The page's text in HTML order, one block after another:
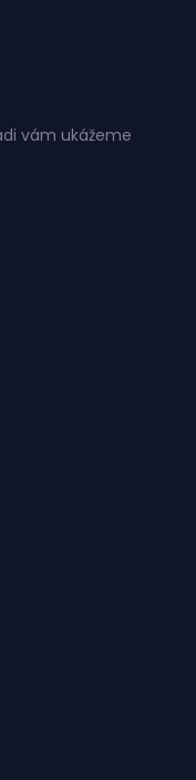
vám ukážeme